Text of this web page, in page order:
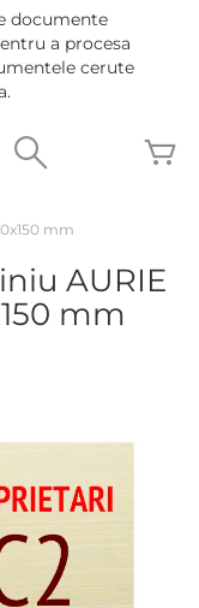
documente
a procesa
cerute
mm
AURIE
mm